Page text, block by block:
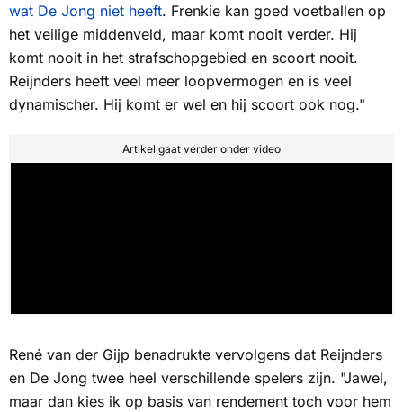
wat De Jong niet heeft. Frenkie kan goed voetballen op
het veilige middenveld, maar komt nooit verder. Hij
komt nooit in het strafschopgebied en scoort nooit.
Reijnders heeft veel meer loopvermogen en is veel
dynamischer. Hij komt er wel en hij scoort ook nog."
Artikel gaat verder onder video
René van der Gijp benadrukte vervolgens dat Reijnders
en De Jong twee heel verschillende spelers zijn. "Jawel,
maar dan kies ik op basis van rendement toch voor hem